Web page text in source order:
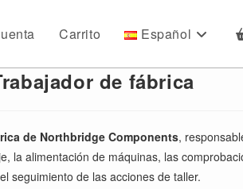
Carrito Español
de fábrica
de Northbridge Components,
la alimentación de máquinas, las
seguimiento de las acciones de taller.